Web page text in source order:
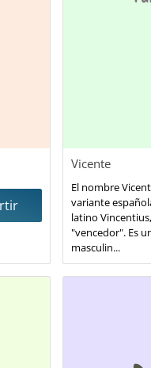
Vicente
El nombre
variante
latino
"vencedor". Es
masculin...